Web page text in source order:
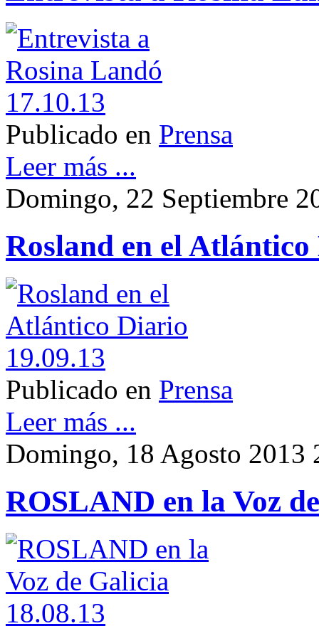
Publicado en Prensa
Leer más ...
Domingo, 22 Septiembre
Rosland en el
Publicado en Prensa
Leer más ...
Domingo, 18 Agosto 2013
ROSLAND en la Voz